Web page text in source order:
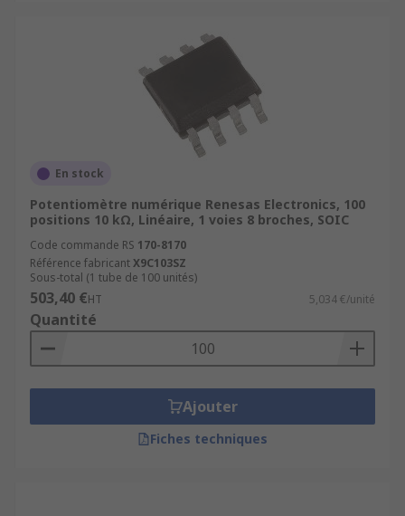
En stock
Potentiomètre numérique Renesas Electronics, 100
positions 10 kΩ, Linéaire, 1 voies 8 broches, SOIC
Code commande RS 170-8170
Référence fabricantX9C103SZ
Sous-total (1 tube de 100 unités)
503,40 €HT 5,034 €/unité
Quantité
Ajouter
Fiches techniques